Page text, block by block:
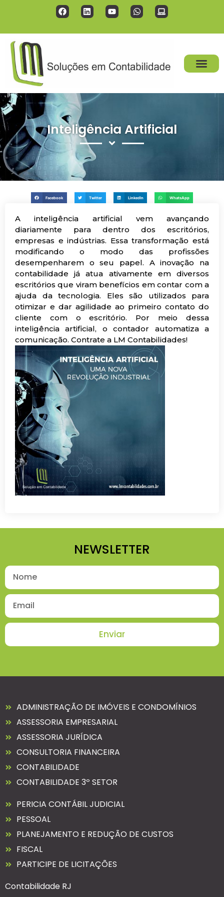
Inteligência Artificial
Facebook Twitter LinkedIn WhatsApp
A inteligência artificial vem avançando
diariamente para dentro dos escritórios,
empresas e indústrias. Essa transformação está
modificando o modo das profissões
desempenharem o seu papel. A inovação na
contabilidade já atua ativamente em diversos
escritórios que viram benefícios em contar com a
ajuda da tecnologia. Eles são utilizados para
otimizar e dar agilidade ao primeiro contato do
cliente com o escritório. Por meio dessa
inteligência artificial, o contador automatiza a
comunicação. Contrate a LM Contabilidades!
NEWSLETTER
Enviar
ADMINISTRAÇÃO DE IMÓVEIS E CONDOMÍNIOS
ASSESSORIA EMPRESARIAL
ASSESSORIA JURÍDICA
CONSULTORIA FINANCEIRA
CONTABILIDADE
CONTABILIDADE 3º SETOR
PERICIA CONTÁBIL JUDICIAL
PESSOAL
PLANEJAMENTO E REDUÇÃO DE CUSTOS
FISCAL
PARTICIPE DE LICITAÇÕES
Contabilidade RJ